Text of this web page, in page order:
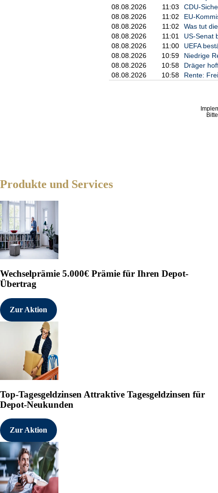
08.08.2026
11:03
CDU-
08.08.2026
11:02
EU-
08.08.2026
11:02
Was tut
08.08.2026
11:01
US-Senat
08.08.2026
11:00
UEFA
08.08.2026
10:59
Niedrige
08.08.2026
10:58
Dräger
08.08.2026
10:58 Rente:
Produkte und Services
Wechselprämie 5.000€ Prämie für Ihren Depot-
Übertrag
Zur Aktion
Top-Tagesgeldzinsen Attraktive Tagesgeldzinsen für
Depot-Neukunden
Zur Aktion